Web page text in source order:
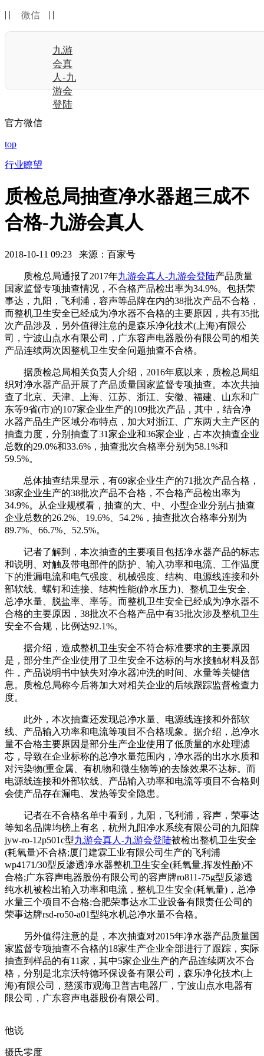
| | 微信 | |
九游
会真
人-九
游会
登陆
官方微信
top
行业瞭望
质检总局抽查净水器超三成不
合格-九游会真人
2018-10-11 09:23 来源：百家号
质检总局通报了2017年九游会真人-九游会登陆产品质量
国家监督专项抽查情况，不合格产品检出率为34.9%。包括荣
事达，九阳，飞利浦，容声等品牌在内的38批次产品不合格，
而整机卫生安全已经成为净水器不合格的主要原因，共有35批
次产品涉及，另外值得注意的是森乐净化技术(上海)有限公
司，宁波山点水有限公司，广东容声电器股份有限公司的相关
产品连续两次因整机卫生安全问题抽查不合格。
据质检总局相关负责人介绍，2016年底以来，质检总局组
织对净水器产品开展了产品质量国家监督专项抽查。本次共抽
查了北京、天津、上海、江苏、浙江、安徽、福建、山东和广
东等9省(市)的107家企业生产的109批次产品，其中，结合净
水器产品生产区域分布特点，加大对浙江、广东两大主产区的
抽查力度，分别抽查了31家企业和36家企业，占本次抽查企业
总数的29.0%和33.6%，抽查批次合格率分别为58.1%和
59.5%。
总体抽查结果显示，有69家企业生产的71批次产品合格，
38家企业生产的38批次产品不合格，不合格产品检出率为
34.9%。从企业规模看，抽查的大、中、小型企业分别占抽查
企业总数的26.2%、19.6%、54.2%，抽查批次合格率分别为
89.7%、66.7%、52.5%。
记者了解到，本次抽查的主要项目包括净水器产品的标志
和说明、对触及带电部件的防护、输入功率和电流、工作温度
下的泄漏电流和电气强度、机械强度、结构、电源线连接和外
部软线、螺钉和连接、结构性能(静水压力)、整机卫生安全、
总净水量、脱盐率、率等。而整机卫生安全已经成为净水器不
合格的主要原因，38批次不合格产品中有35批次涉及整机卫生
安全不合规，比例达92.1%。
据介绍，造成整机卫生安全不符合标准要求的主要原因
是，部分生产企业使用了卫生安全不达标的与水接触材料及部
件，产品说明书中缺失对净水器冲洗的时间、水量等关键信
息。质检总局称今后将加大对相关企业的后续跟踪监督检查力
度。
此外，本次抽查还发现总净水量、电源线连接和外部软
线、产品输入功率和电流等项目不合格现象。据介绍，总净水
量不合格主要原因是部分生产企业使用了低质量的水处理滤
芯，导致在企业标称的总净水量范围内，净水器的出水水质和
对污染物(重金属、有机物和微生物等)的去除效果不达标。而
电源线连接和外部软线、产品输入功率和电流等项目不合格则
会使产品存在漏电、发热等安全隐患。
记者在不合格名单中看到，九阳，飞利浦，容声，荣事达
等知名品牌均榜上有名，杭州九阳净水系统有限公司的九阳牌
jyw-ro-12p501c型九游会真人-九游会登陆被检出整机卫生安全
(耗氧量)不合格;厦门建霖工业有限公司生产的飞利浦
wp4171/30型反渗透净水器整机卫生安全(耗氧量,挥发性酚)不
合格;广东容声电器股份有限公司的容声牌ro811-75g型反渗透
纯水机被检出输入功率和电流，整机卫生安全(耗氧量)，总净
水量三个项目不合格;合肥荣事达水工业设备有限责任公司的
荣事达牌rsd-ro50-a01型纯水机总净水量不合格。
另外值得注意的是，本次抽查对2015年净水器产品质量国
家监督专项抽查不合格的18家生产企业全部进行了跟踪，实际
抽查到样品的有11家，其中5家企业生产的产品连续两次不合
格，分别是北京沃特德环保设备有限公司，森乐净化技术(上
海)有限公司，慈溪市观海卫普吉电器厂，宁波山点水电器有
限公司，广东容声电器股份有限公司。
他说
摄氏零度